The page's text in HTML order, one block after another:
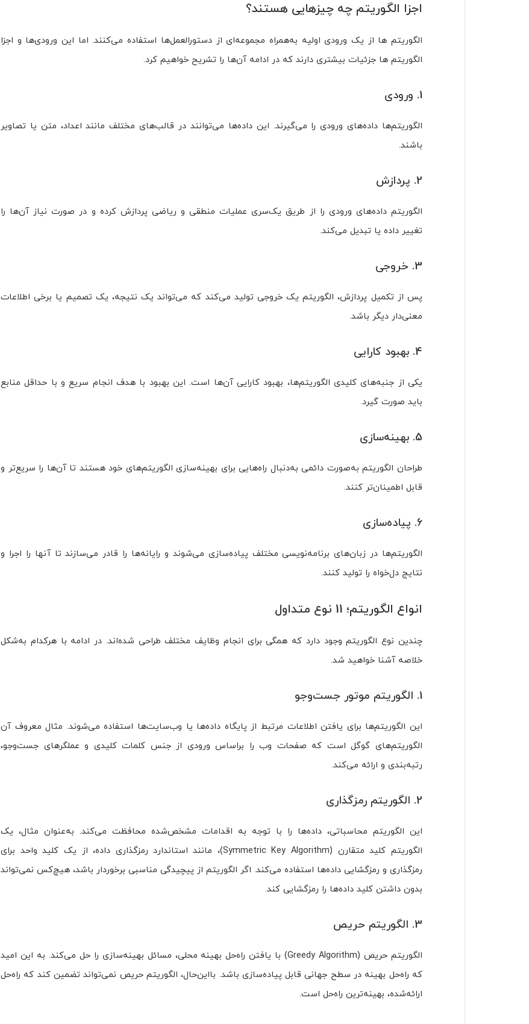
اجزا الگوریتم چه چیزهایی هستند؟
الگوریتم ها از یک ورودی اولیه به‌همراه مجموعه‌ای از دستورالعمل‌ها استفاده می‌کنند. اما این ورودی‌ها و اجزا
الگوریتم ها جزئیات بیشتری دارند که در ادامه آن‌ها را تشریح خواهیم کرد.
1. ورودی
الگوریتم‌ها داده‌های ورودی را می‌گیرند. این داده‌ها می‌توانند در قالب‌های مختلف مانند اعداد، متن یا تصاویر
باشند.
2. پردازش
الگوریتم داده‌های ورودی را از طریق یک‌سری عملیات منطقی و ریاضی پردازش کرده و در صورت نیاز آن‌ها را
تغییر داده یا تبدیل می‌کند.
3. خروجی
پس از تکمیل پردازش، الگوریتم یک خروجی تولید می‌کند که می‌تواند یک نتیجه، یک تصمیم یا برخی اطلاعات
معنی‌دار دیگر باشد.
4. بهبود کارایی
یکی از جنبه‌های کلیدی الگوریتم‌ها، بهبود کارایی آن‌ها است. این بهبود با هدف انجام سریع و با حداقل منابع
باید صورت گیرد.
5. بهینه‌سازی
طراحان الگوریتم به‌صورت دائمی به‌دنبال راه‌هایی برای بهینه‌سازی الگوریتم‌های خود هستند تا آن‌ها را سریع‌تر و
قابل اطمینان‌تر کنند.
6. پیاده‌سازی
الگوریتم‌ها در زبان‌های برنامه‌نویسی مختلف پیاده‌سازی می‌شوند و رایانه‌ها را قادر می‌سازند تا آن‎ها را اجرا و
نتایج دل‌خواه را تولید کنند.
انواع الگوریتم؛ 11 نوع متداول
چندین نوع الگوریتم وجود دارد که همگی برای انجام وظایف مختلف طراحی شده‌اند. در ادامه با هرکدام به‌شکل
خلاصه آشنا خواهید شد.
1. الگوریتم موتور جست‌وجو
این الگوریتم‌ها برای یافتن اطلاعات مرتبط از پایگاه داده‌ها یا وب‌سایت‌ها استفاده می‌شوند. مثال معروف آن
الگوریتم‌های گوگل است که صفحات وب را براساس ورودی از جنس کلمات کلیدی و عملگرهای جست‌وجو،
رتبه‌بندی و ارائه می‌کند.
2. الگوریتم رمزگذاری
این الگوریتم محاسباتی، داده‌ها را با توجه به اقدامات مشخص‌شده محافظت می‌کند. به‌عنوان مثال، یک
الگوریتم کلید متقارن (Symmetric Key Algorithm)، مانند استاندارد رمزگذاری داده، از یک کلید واحد برای
رمزگذاری و رمزگشایی داده‌ها استفاده می‌کند. اگر الگوریتم از پیچیدگی مناسبی برخوردار باشد، هیچ‌کس نمی‌تواند
بدون داشتن کلید داده‌ها را رمزگشایی کند.
3. الگوریتم حریص
الگوریتم حریص (Greedy Algorithm) با یافتن راه‌حل بهینه محلی، مسائل بهینه‌سازی را حل می‌کند. به این امید
که راه‌حل بهینه در سطح جهانی قابل پیاده‌سازی باشد. بااین‌حال، الگوریتم حریص نمی‌تواند تضمین کند که راه‌حل
ارائه‌شده، بهینه‌ترین راه‌حل است.